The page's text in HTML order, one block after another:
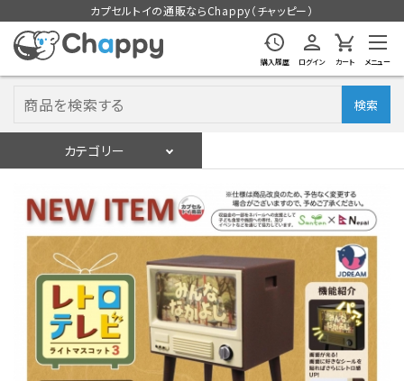
カプセルトイの通販ならChappy（チャッピー）
購入履歴 ログイン カート メニュー
検索
カテゴリー
ログイン 会員登録
入荷スケジュールをチェック
カプセルトイマシン本体
カプセルトイ